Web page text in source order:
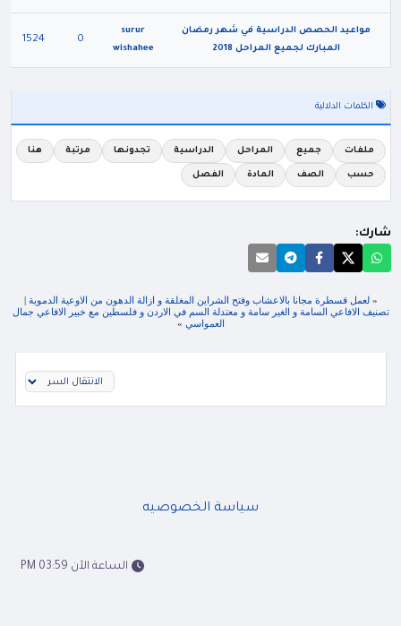
مواعيد الحصص الدراسية في شهر رمضان
المبارك لجميع المراحل 2018
surur
wishahee
0
1524
الكلمات الدلالية
ملفات جميع المراحل الدراسية تجدونها مرتبة هنا
حسب الصف المادة الفصل
شارك:
«لعمل قسطرة مجانا بالاعشاب وفتح الشراين المغلقة و ازالة الدهون من الاوعية الدموية |
تصنيف الافاعي السامة و الغير سامة و معتدلة السم في الاردن و فلسطين مع خبير الافاعي جمال
العمواسي »
سياسة الخصوصيه
الساعة الآن 03:59 PM